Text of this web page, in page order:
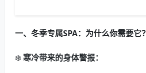
一、冬季专属SPA：为什么你需要它？
❄️寒冷带来的身体警报：